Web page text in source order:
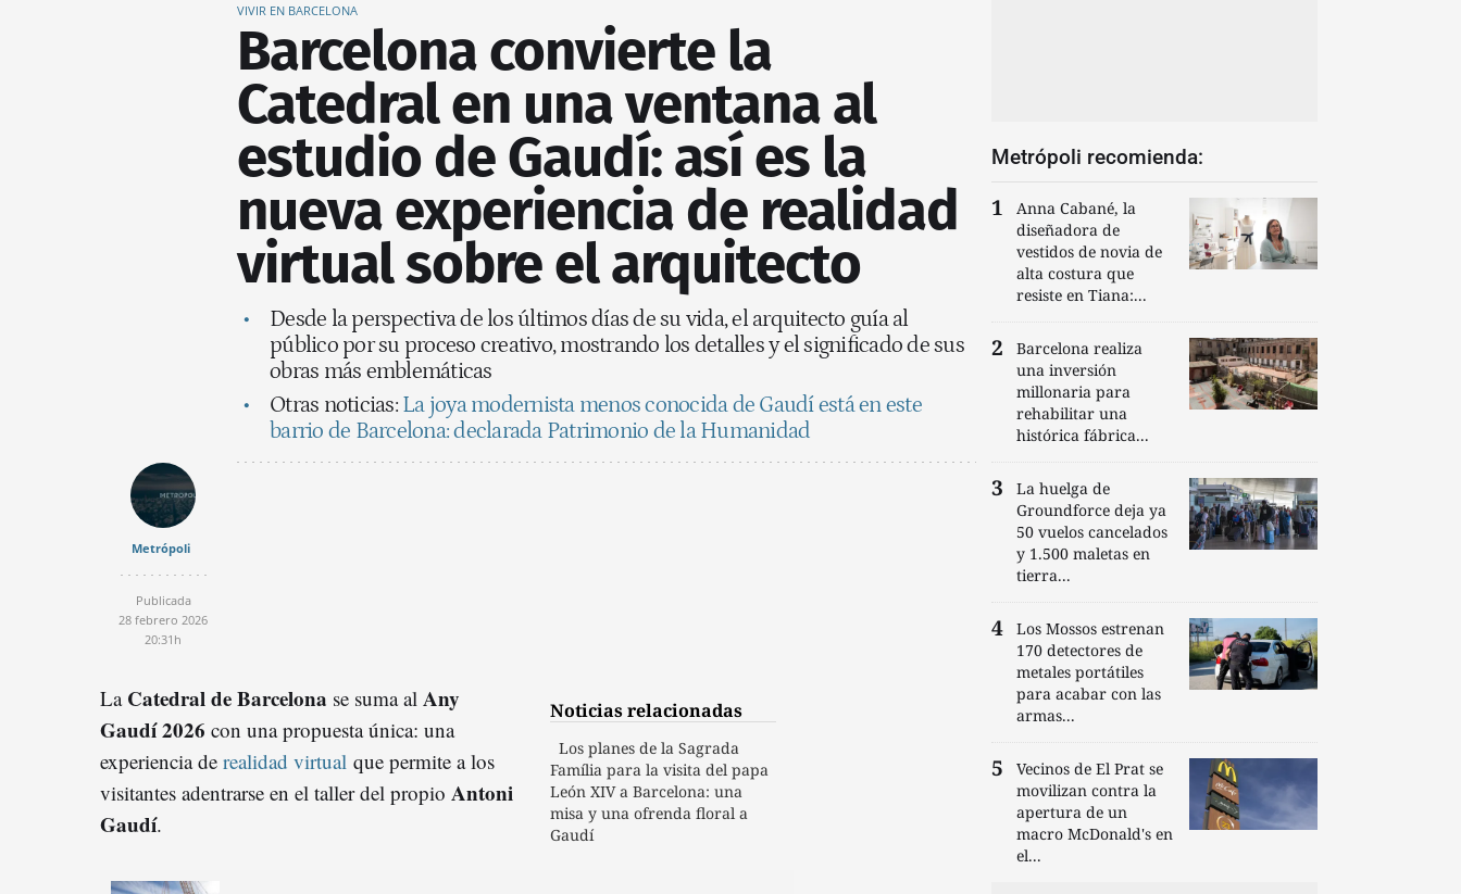
VIVIR EN BARCELONA
Barcelona convierte la
Catedral en una ventana al
estudio de Gaudí: así es la
nueva experiencia de realidad
virtual sobre el arquitecto
Desde la perspectiva de los últimos días de su vida, el arquitecto guía al
público por su proceso creativo, mostrando los detalles y el significado de sus
obras más emblemáticas
Otras noticias:La joya modernista menos conocida de Gaudí está en este
barrio de Barcelona: declarada Patrimonio de la Humanidad
Metrópoli
Publicada
28 febrero 2026
20:31h
Noticias relacionadas
Los planes de la Sagrada
Família para la visita del papa
León XIV a Barcelona: una
misa y una ofrenda floral a
Gaudí
La Catedral de Barcelona se suma al Any
Gaudí 2026 con una propuesta única: una
experiencia de realidad virtual que permite a los
visitantes adentrarse en el taller del propio Antoni
Gaudí.
Metrópoli recomienda:
Anna Cabané, la
diseñadora de
vestidos de novia de
alta costura que
resiste en Tiana:...
Barcelona realiza
una inversión
millonaria para
rehabilitar una
histórica fábrica...
La huelga de
Groundforce deja ya
50 vuelos cancelados
y 1.500 maletas en
tierra...
Los Mossos estrenan
170 detectores de
metales portátiles
para acabar con las
armas...
Vecinos de El Prat se
movilizan contra la
apertura de un
macro McDonald's en
el...